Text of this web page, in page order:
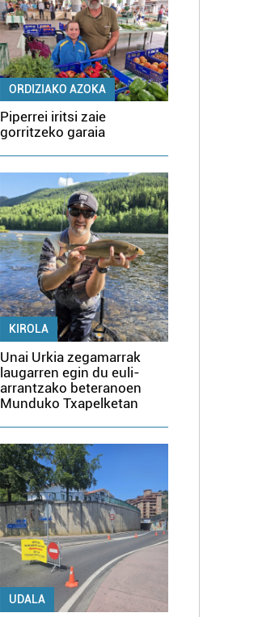
ORDIZIAKO AZOKA
Piperrei iritsi zaie
gorritzeko garaia
KIROLA
Unai Urkia zegamarrak
laugarren egin du euli-
arrantzako beteranoen
Munduko Txapelketan
UDALA